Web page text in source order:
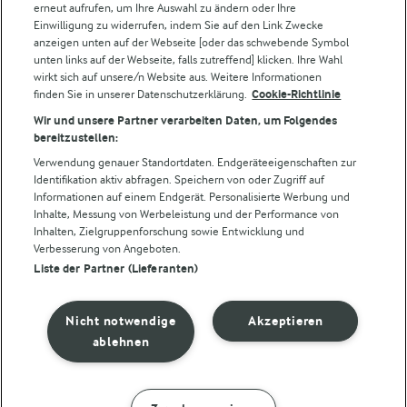
Castello®
Lurpak®
Arla Pro
Für unsere Landwirt:innen
Cookie Wahl wieder öffnen
Nutzerbedingungen
Impressum
erneut aufrufen, um Ihre Auswahl zu ändern oder Ihre
Einwilligung zu widerrufen, indem Sie auf den Link Zwecke
anzeigen unten auf der Webseite [oder das schwebende Symbol
unten links auf der Webseite, falls zutreffend] klicken. Ihre Wahl
wirkt sich auf unsere/n Website aus. Weitere Informationen
finden Sie in unserer Datenschutzerklärung. Cookie-Richtlinie
Wir und unsere Partner verarbeiten Daten, um Folgendes
bereitzustellen:
Verwendung genauer Standortdaten. Endgeräteeigenschaften zur
Identifikation aktiv abfragen. Speichern von oder Zugriff auf
Informationen auf einem Endgerät. Personalisierte Werbung und
Inhalte, Messung von Werbeleistung und der Performance von
Inhalten, Zielgruppenforschung sowie Entwicklung und
Verbesserung von Angeboten.
Liste der Partner (Lieferanten)
Akzeptieren
Nicht notwendige
ablehnen